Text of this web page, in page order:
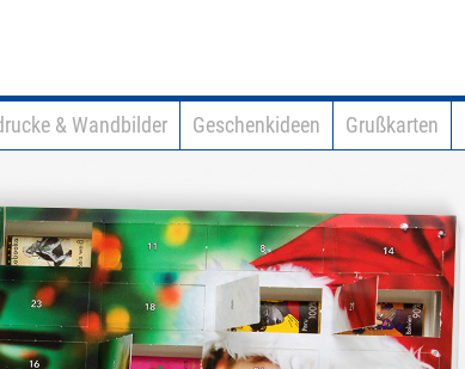
& Wandbilder Geschenkideen Grußkarten